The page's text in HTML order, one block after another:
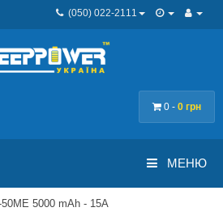
(050) 022-2111
0 - 0 грн
МЕНЮ
5000 mAh - 15А